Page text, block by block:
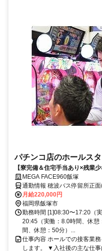
パチンコ店のホールス
【寮完備＆住宅手当あり×残業
躍中◆生活も仕事も整う環境で
MEGA FACE960飯塚
通勤情報 穂波バス停留所正
OK
月給220,000円
福岡県飯塚市
勤務時間 [1]08:30〜17:20（
20:45（実働：8.0時間、休
間、休憩：50分）...
仕事内容 ホールでの接客業
します。 ▼入社後の主な仕